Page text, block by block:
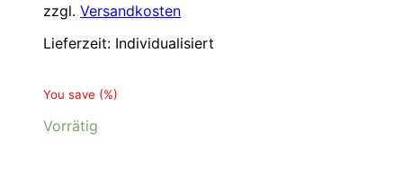
zzgl. Versandkosten
Lieferzeit: Individualisiert
You save (%)
Vorrätig